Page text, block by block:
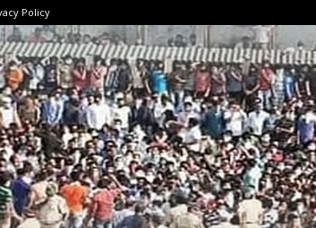
Policy